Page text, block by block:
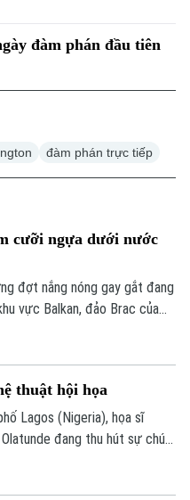
đàm phán đầu tiên
đàm phán trực tiếp
cưỡi ngựa dưới nước
đợt nắng nóng gay gắt đang
vực Balkan, đảo Brac của
cưỡi ngựa lội dưới làn nước
thuật hội họa
Lagos (Nigeria), họa sĩ
Olatunde đang thu hút sự chú ý